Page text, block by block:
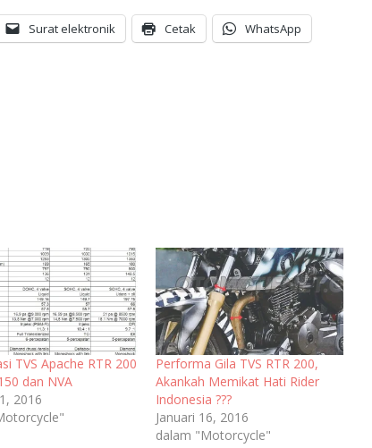
Surat elektronik Cetak WhatsApp
TVS Apache RTR 200
dan NVA
2016
Performa Gila TVS RTR 200,
Akankah Memikat Hati Rider
Indonesia ???
Januari 16, 2016
dalam "Motorcycle"